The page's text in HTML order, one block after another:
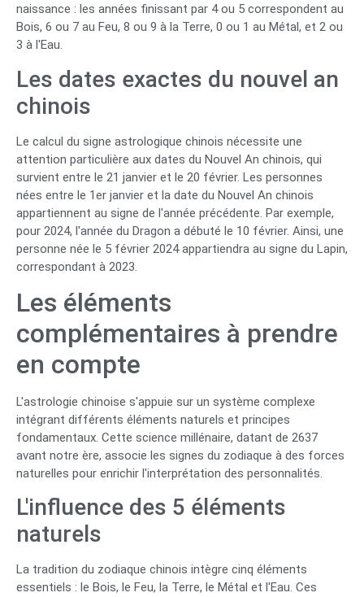
naissance : les années finissant par 4 ou 5 correspondent au
Bois, 6 ou 7 au Feu, 8 ou 9 à la Terre, 0 ou 1 au Métal, et 2 ou
3 à l'Eau.
Les dates exactes du nouvel an
chinois
Le calcul du signe astrologique chinois nécessite une
attention particulière aux dates du Nouvel An chinois, qui
survient entre le 21 janvier et le 20 février. Les personnes
nées entre le 1er janvier et la date du Nouvel An chinois
appartiennent au signe de l'année précédente. Par exemple,
pour 2024, l'année du Dragon a débuté le 10 février. Ainsi, une
personne née le 5 février 2024 appartiendra au signe du Lapin,
correspondant à 2023.
Les éléments
complémentaires à prendre
en compte
L'astrologie chinoise s'appuie sur un système complexe
intégrant différents éléments naturels et principes
fondamentaux. Cette science millénaire, datant de 2637
avant notre ère, associe les signes du zodiaque à des forces
naturelles pour enrichir l'interprétation des personnalités.
L'influence des 5 éléments
naturels
La tradition du zodiaque chinois intègre cinq éléments
essentiels : le Bois, le Feu, la Terre, le Métal et l'Eau. Ces